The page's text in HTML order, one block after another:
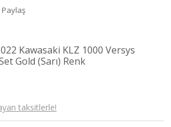
Paylaş
Kawasaki KLZ 1000 Versys
Gold (Sarı) Renk
taksitlerle!